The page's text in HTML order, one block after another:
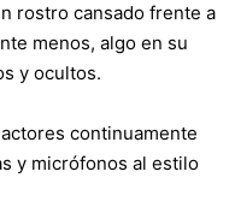
rostro cansado frente a
menos, algo en su
y ocultos.
continuamente
y micrófonos al estilo